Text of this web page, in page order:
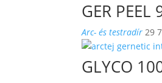
GER PEEL
Arc- és testradír 29
GLYCO